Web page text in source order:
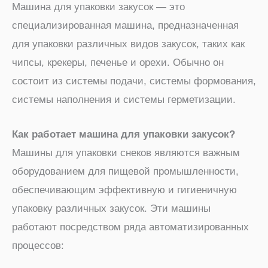
Машина для упаковки закусок — это
специализированная машина, предназначенная
для упаковки различных видов закусок, таких как
чипсы, крекеры, печенье и орехи. Обычно он
состоит из системы подачи, системы формования,
системы наполнения и системы герметизации.
Как работает машина для упаковки закусок?
Машины для упаковки снеков являются важным
оборудованием для пищевой промышленности,
обеспечивающим эффективную и гигиеничную
упаковку различных закусок. Эти машины
работают посредством ряда автоматизированных
процессов: